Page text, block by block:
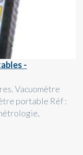
-
Vacuomètre
portable Réf :